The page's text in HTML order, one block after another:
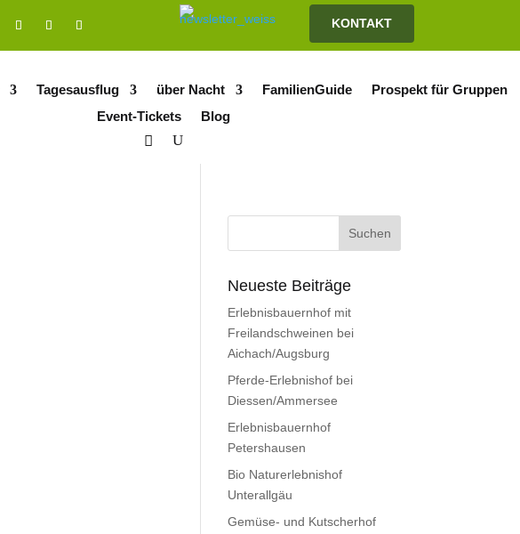
KONTAKT
Tagesausflug über Nacht FamilienGuide
Prospekt für Gruppen
Event-Tickets
Blog
Neueste Beiträge
Erlebnisbauernhof mit
Freilandschweinen bei
Aichach/Augsburg
Pferde-Erlebnishof bei
Diessen/Ammersee
Erlebnisbauernhof
Petershausen
Bio Naturerlebnishof
Unterallgäu
Gemüse- und Kutscherhof